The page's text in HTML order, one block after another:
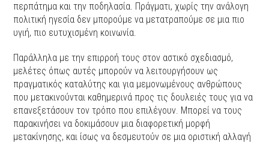
περπάτημα και την ποδηλασία. Πράγματι, χωρίς την ανάλογη
πολιτική ηγεσία δεν μπορούμε να μετατραπούμε σε μια πιο
υγιή, πιο ευτυχισμένη κοινωνία.
Παράλληλα με την επιρροή τους στον αστικό σχεδιασμό,
μελέτες όπως αυτές μπορούν να λειτουργήσουν ως
πραγματικός καταλύτης και για μεμονωμένους ανθρώπους
που μετακινούνται καθημερινά προς τις δουλειές τους για να
επανεξετάσουν τον τρόπο που επιλέγουν. Μπορεί να τους
παρακινήσει να δοκιμάσουν μια διαφορετική μορφή
μετακίνησης, και ίσως να δεσμευτούν σε μια οριστική αλλαγή